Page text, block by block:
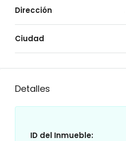
Dirección
Ciudad
Detalles
ID del Inmueble: